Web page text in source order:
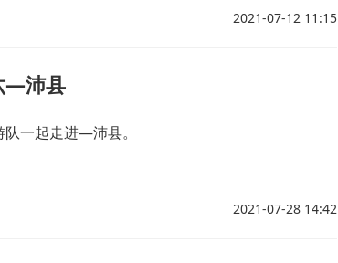
2021-07-12 11:15
—沛县
一起走进—沛县。
2021-07-28 14:42